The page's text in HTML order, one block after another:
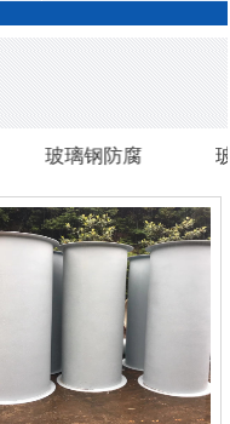
玻璃钢防腐